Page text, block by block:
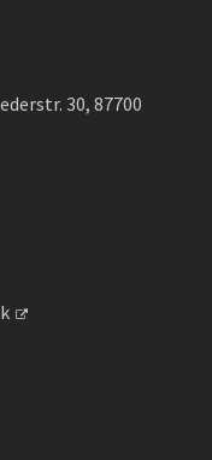
30, 87700